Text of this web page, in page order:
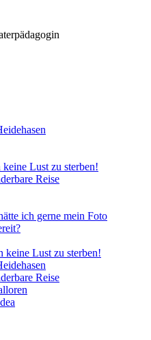
Lust zu sterben!
Reise
ich gerne mein Foto
Lust zu sterben!
Reise